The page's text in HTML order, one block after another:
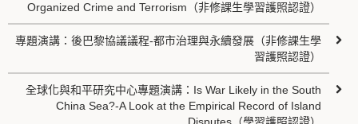
Organized Crime and Terrorism（非修課生學習護照認證）
專題演講：後巴黎協議議程-都市治理與永續發展（非修課生學
習護照認證）
全球化與和平研究中心專題演講：Is War Likely in the South
China Sea?-A Look at the Empirical Record of Island